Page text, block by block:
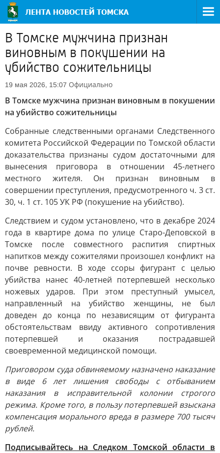
В Томске мужчина признан
виновным в покушении на
убийство сожительницы
19 мая 2026, 15:07 Официально
В Томске мужчина признан виновным в покушении
на убийство сожительницы
Собранные следственными органами Следственного
комитета Российской Федерации по Томской области
доказательства признаны судом достаточными для
вынесения приговора в отношении 45-летнего
местного жителя. Он признан виновным в
совершении преступления, предусмотренного ч. 3 ст.
30, ч. 1 ст. 105 УК РФ (покушение на убийство).
Следствием и судом установлено, что в декабре 2024
года в квартире дома по улице Старо-Деповской в
Томске после совместного распития спиртных
напитков между сожителями произошел конфликт на
почве ревности. В ходе ссоры фигурант с целью
убийства нанес 40-летней потерпевшей несколько
ножевых ударов. При этом преступный умысел,
направленный на убийство женщины, не был
доведен до конца по независящим от фигуранта
обстоятельствам ввиду активного сопротивления
потерпевшей и оказания пострадавшей
своевременной медицинской помощи.
Приговором суда обвиняемому назначено наказание
в виде 6 лет лишения свободы с отбыванием
наказания в исправительной колонии строгого
режима. Кроме того, в пользу потерпевшей взыскана
компенсация морального вреда в размере 700 тысяч
рублей.
Подписывайтесь на Следком Томской области в